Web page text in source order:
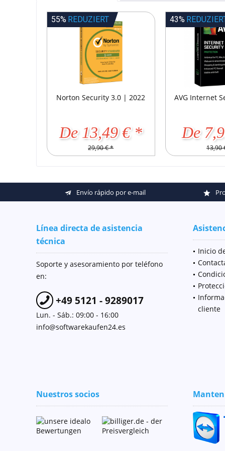
55% REDUZIERT
Norton Security 3.0 | 2022
De 13,49 € *
29,90 € *
43%
AVG Internet
De
13,90
Envío rápido por e-mail
Línea directa de asistencia
técnica
Soporte y asesoramiento por teléfono
en:
+49 5121 - 9289017
Lun. - Sáb.: 09:00 - 16:00
info@softwarekaufen24.es
Inicio
cliente
Nuestros socios